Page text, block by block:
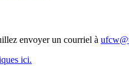
envoyer un courriel à
ici.